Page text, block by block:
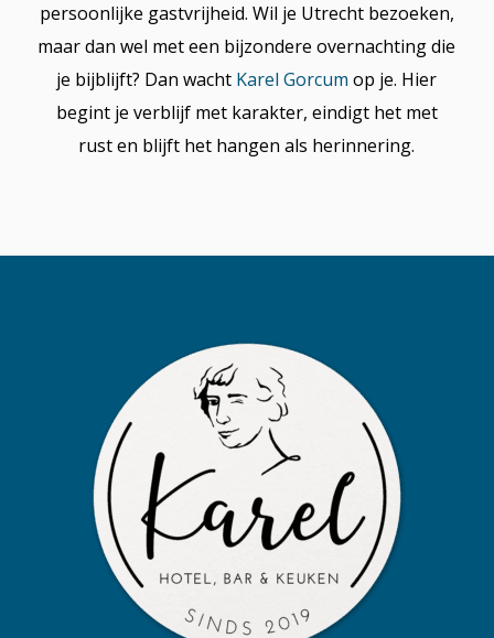
persoonlijke gastvrijheid. Wil je Utrecht bezoeken,
maar dan wel met een bijzondere overnachting die
je bijblijft? Dan wacht Karel Gorcum op je. Hier
begint je verblijf met karakter, eindigt het met
rust en blijft het hangen als herinnering.